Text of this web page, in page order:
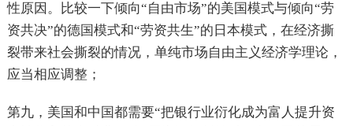
性原因。比较一下倾向“自由市场”的美国模式与倾向“劳
资共决”的德国模式和“劳资共生”的日本模式，在经济撕
裂带来社会撕裂的情况，单纯市场自由主义经济学理论，
应当相应调整；
第九，美国和中国都需要“把银行业衍化成为富人提升资